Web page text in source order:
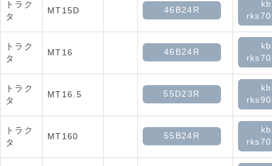
トラク
タ
MT15D 46B24R
トラク
タ
MT16 46B24R
トラク
タ
MT16.5 55D23R
トラク
タ
MT160 55B24R